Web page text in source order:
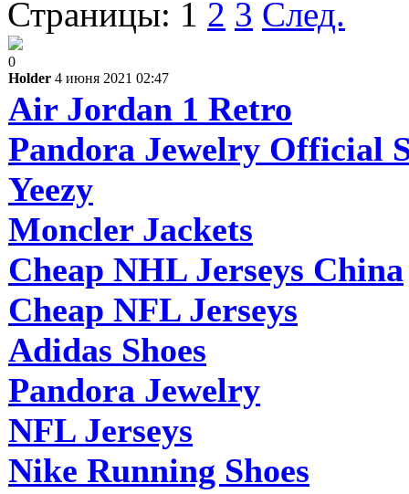
Страницы: 1 2 3 След.
0
Holder 4 июня 2021 02:47
Air Jordan 1 Retro
Pandora Jewelry Official
Yeezy
Moncler Jackets
Cheap NHL Jerseys China
Cheap NFL Jerseys
Adidas Shoes
Pandora Jewelry
NFL Jerseys
Nike Running Shoes